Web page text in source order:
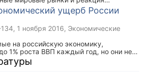
экономики на введенные против
ущерб России
1 ноября 2016, Экономические
на российскую экономику,
1% роста ВВП каждый год, но они не
инструмента политического влияния,
России Алексей Кудрин.